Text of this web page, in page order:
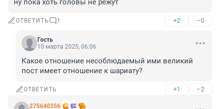
ну пока хоть головы не режут
ОТВЕТИТЬ 1 +2 –0
Гость
10 марта 2025, 06:06
Какое отношение несоблюдаемый ими великий
пост имеет отношение к шариату?
ОТВЕТИТЬ +1 –2
275640356